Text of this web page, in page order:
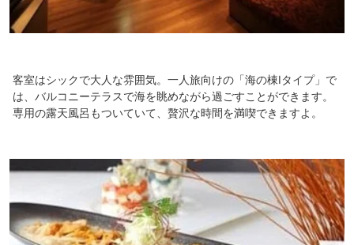
客室はシックで大人な雰囲気。一人旅向けの「海の棟Iタイプ」で
は、バルコニーテラスで海を眺めながら過ごすことができます。
専用の露天風呂もついていて、贅沢な時間を満喫できますよ。